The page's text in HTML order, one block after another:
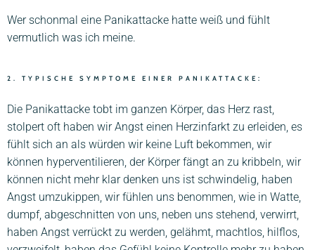
Wer schonmal eine Panikattacke hatte weiß und fühlt
vermutlich was ich meine.
2. TYPISCHE SYMPTOME EINER PANIKATTACKE:
Die Panikattacke tobt im ganzen Körper, das Herz rast,
stolpert oft haben wir Angst einen Herzinfarkt zu erleiden, es
fühlt sich an als würden wir keine Luft bekommen, wir
können hyperventilieren, der Körper fängt an zu kribbeln, wir
können nicht mehr klar denken uns ist schwindelig, haben
Angst umzukippen, wir fühlen uns benommen, wie in Watte,
dumpf, abgeschnitten von uns, neben uns stehend, verwirrt,
haben Angst verrückt zu werden, gelähmt, machtlos, hilflos,